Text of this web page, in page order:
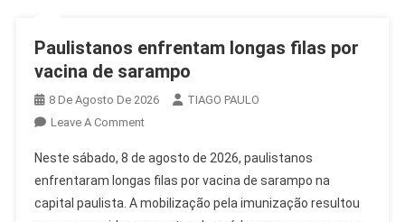
Paulistanos enfrentam longas filas por
vacina de sarampo
8 De Agosto De 2026
TIAGO PAULO
Leave A CommentOn
Enfrentam
Longas
Filas
Neste sábado, 8 de agosto de 2026, paulistanos
enfrentaram longas filas por vacina de sarampo na
capital paulista. A mobilização pela imunização resultou